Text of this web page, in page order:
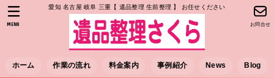
愛知 名古屋 岐阜 三重【 遺品整理 生前整理 】 お任せください
ホーム 作業の流れ 料金案内 事例紹介 News Blog
お問合せ
MENU